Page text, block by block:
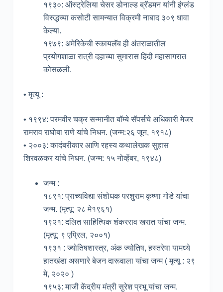
१९३०: ऑस्ट्रेलिया चेसर डोनाल्ड ब्रॅडमन यांनी इंग्लंड
विरुद्धच्या कसोटी सामन्यात विक्रमी नाबाद ३०९ धावा
केल्या.
१९७९: अमेरिकेची स्कायलॅब ही अंतराळातील
प्रयोगशाळा रात्री दहाच्या सुमारास हिंदी महासागरात
कोसळली.
• मृत्यू :
• १९९४: परमवीर चक्र सन्मानीत बॉम्बे सॅपर्सचे अधिकारी मेजर
रामराव राघोबा राणे यांचे निधन. (जन्म:२६ जून, १९१८)
• २००३: कादंबरीकार आणि रहस्य कथालेखक सुहास
शिरवळकर यांचे निधन. (जन्म: १५ नोव्हेंबर, १९४८)
जन्म :
१८९१: प्राच्यविद्या संशोधक परशुराम कृष्णा गोडे यांचा
जन्म. (मृत्यू: २८ मे१९६१)
१९२१: दलित साहित्यिक शंकरराव खरात यांचा जन्म.
(मृत्यू: ९ एप्रिल, २००१)
१९३१ : ज्योतिषशास्त्र, अंक ज्योतिष, हस्तरेषा यामध्ये
हातखंडा असणारे बेजन दारूवाला यांचा जन्म ( मृत्यू : २९
मे, २०२० )
१९५३: माजी केंद्रीय मंत्री सुरेश प्रभू यांचा जन्म.